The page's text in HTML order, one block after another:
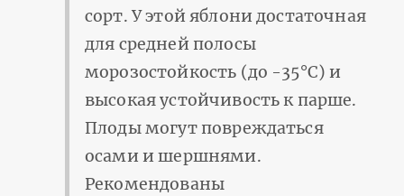
сорт. У этой яблони достаточная
для средней полосы
морозостойкость (до -35°С) и
высокая устойчивость к парше.
Плоды могут повреждаться
осами и шершнями.
Рекомендованы